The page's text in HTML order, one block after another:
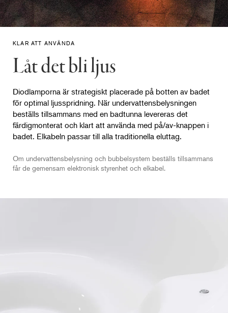
KLAR ATT ANVÄNDA
Låt det bli ljus
Diodlamporna är strategiskt placerade på botten av badet
för optimal ljusspridning. När undervattensbelysningen
beställs tillsammans med en badtunna levereras det
färdigmonterat och klart att använda med på/av-knappen i
badet. Elkabeln passar till alla traditionella eluttag.
Om undervattensbelysning och bubbelsystem beställs tillsammans
får de gemensam elektronisk styrenhet och elkabel.